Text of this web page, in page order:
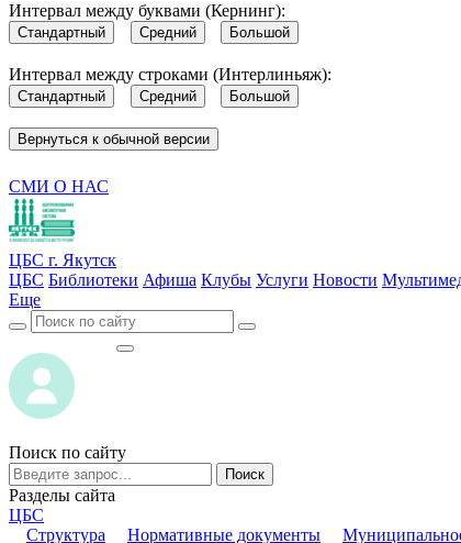
Интервал между буквами (Кернинг):
Стандартный Средний Большой
Интервал между строками (Интерлиньяж):
Стандартный Средний Большой
Вернуться к обычной версии
СМИ О НАС
ЦБС г. Якутск
ЦБС Библиотеки Афиша Клубы Услуги Новости
Еще
Поиск по сайту
Поиск
Разделы сайта
ЦБС
Структура
Нормативные документы